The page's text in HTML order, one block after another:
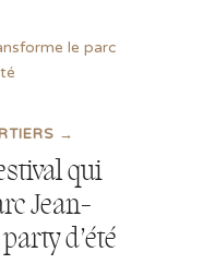
qui
Jean-
d’été
→